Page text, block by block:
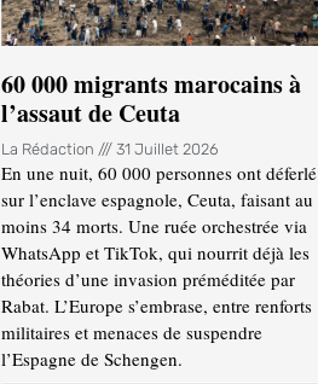
60 000 migrants marocains à
l’assaut de Ceuta
La Rédaction 31 Juillet 2026
En une nuit, 60 000 personnes ont déferlé
sur l’enclave espagnole, Ceuta, faisant au
moins 34 morts. Une ruée orchestrée via
WhatsApp et TikTok, qui nourrit déjà les
théories d’une invasion préméditée par
Rabat. L’Europe s’embrase, entre renforts
militaires et menaces de suspendre
l’Espagne de Schengen.